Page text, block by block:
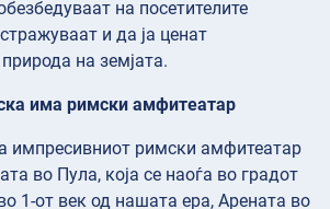
на посетителите
и да ја ценат
на земјата.
има римски амфитеатар
импресивниот римски амфитеатар
во Пула, која се наоѓа во градот
1-от век од нашата ера, Арената во